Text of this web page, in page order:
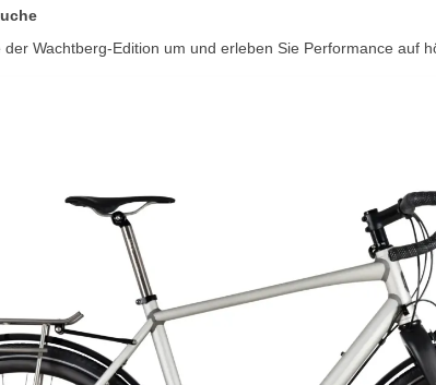
Wachtberg-Edition um und erleben Sie Performance auf